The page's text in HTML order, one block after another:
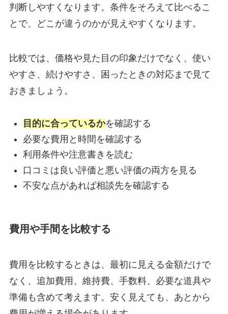
判断しやすくなります。条件をそろえて比べるこ
とで、どこが違うのかが見えやすくなります。
比較では、価格や見た目の印象だけでなく、使い
やすさ、続けやすさ、困ったときの対応まで見て
おきましょう。
目的に合っているかを確認する
必要な費用と時間を確認する
利用条件や注意書きを読む
口コミは良い評価と悪い評価の両方を見る
不安な点があれば相談先を確認する
費用や手間を比較する
費用を比較するときは、最初に見える金額だけで
なく、追加費用、維持費、手数料、必要な道具や
準備も含めて考えます。安く見えても、あとから